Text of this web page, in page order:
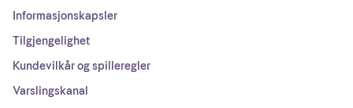
Informasjonskapsler
Tilgjengelighet
Kundevilkår og spilleregler
Varslingskanal